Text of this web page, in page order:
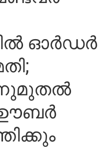
ഓര്‍ഡര്‍
ഊബര്‍